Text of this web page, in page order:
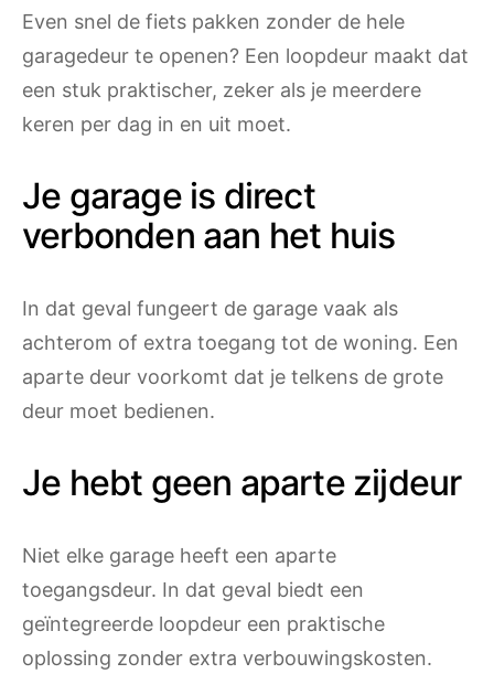
Even snel de fiets pakken zonder de hele
garagedeur te openen? Een loopdeur maakt dat
een stuk praktischer, zeker als je meerdere
keren per dag in en uit moet.
Je garage is direct
verbonden aan het huis
In dat geval fungeert de garage vaak als
achterom of extra toegang tot de woning. Een
aparte deur voorkomt dat je telkens de grote
deur moet bedienen.
Je hebt geen aparte zijdeur
Niet elke garage heeft een aparte
toegangsdeur. In dat geval biedt een
geïntegreerde loopdeur een praktische
oplossing zonder extra verbouwingskosten.